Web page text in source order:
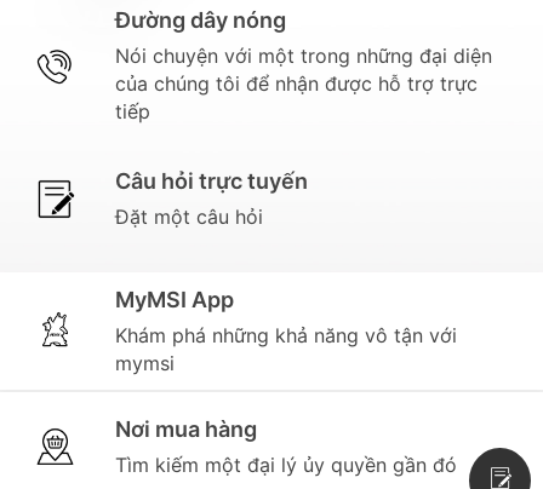
Đường dây nóng
Nói chuyện với một trong những đại diện
của chúng tôi để nhận được hỗ trợ trực
tiếp
Câu hỏi trực tuyến
Đặt một câu hỏi
MyMSI App
Khám phá những khả năng vô tận với
mymsi
Nơi mua hàng
Tìm kiếm một đại lý ủy quyền gần đó